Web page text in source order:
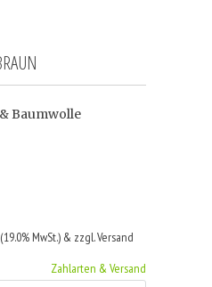
Baumwolle
MwSt.) & zzgl. Versand
Zahlarten & Versand